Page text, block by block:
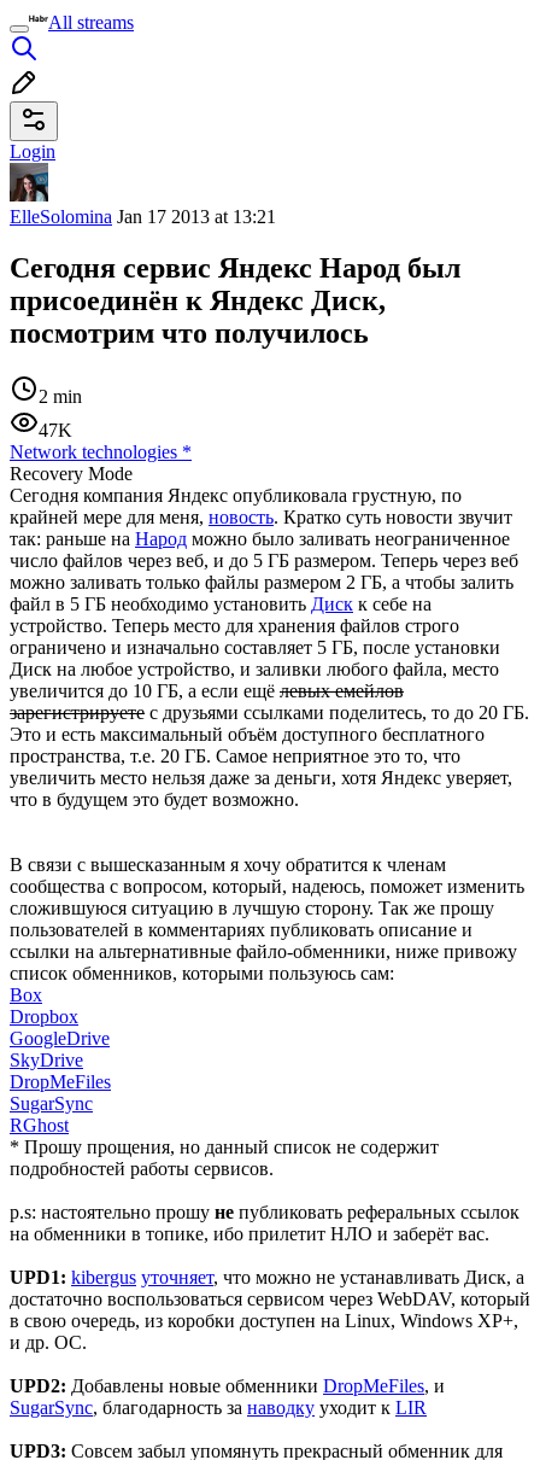
All streams
Login
ElleSolomina Jan 17 2013 at 13:21
Сегодня сервис Яндекс Народ был
присоединён к Яндекс Диск,
посмотрим что получилось
2 min
47K
Network technologies *
Recovery Mode
Сегодня компания Яндекс опубликовала грустную, по
крайней мере для меня, новость. Кратко суть новости звучит
так: раньше на Народ можно было заливать неограниченное
число файлов через веб, и до 5 ГБ размером. Теперь через веб
можно заливать только файлы размером 2 ГБ, а чтобы залить
файл в 5 ГБ необходимо установить Диск к себе на
устройство. Теперь место для хранения файлов строго
ограничено и изначально составляет 5 ГБ, после установки
Диск на любое устройство, и заливки любого файла, место
увеличится до 10 ГБ, а если ещё левых емейлов
зарегистрируете с друзьями ссылками поделитесь, то до 20 ГБ.
Это и есть максимальный объём доступного бесплатного
пространства, т.е. 20 ГБ. Самое неприятное это то, что
увеличить место нельзя даже за деньги, хотя Яндекс уверяет,
что в будущем это будет возможно.
В связи с вышесказанным я хочу обратится к членам
сообщества с вопросом, который, надеюсь, поможет изменить
сложившуюся ситуацию в лучшую сторону. Так же прошу
пользователей в комментариях публиковать описание и
ссылки на альтернативные файло-обменники, ниже привожу
список обменников, которыми пользуюсь сам:
Box
Dropbox
GoogleDrive
SkyDrive
DropMeFiles
SugarSync
RGhost
* Прошу прощения, но данный список не содержит
подробностей работы сервисов.
p.s: настоятельно прошу не публиковать реферальных ссылок
на обменники в топике, ибо прилетит НЛО и заберёт вас.
UPD1: kibergus уточняет, что можно не устанавливать Диск, а
достаточно воспользоваться сервисом через WebDAV, который
в свою очередь, из коробки доступен на Linux, Windows XP+,
и др. ОС.
UPD2: Добавлены новые обменники DropMeFiles, и
SugarSync, благодарность за наводку уходит к LIR
UPD3: Совсем забыл упомянуть прекрасный обменник для